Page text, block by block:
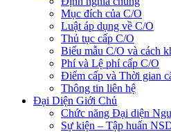
Mục đích của C/O
Luật áp dụng về C/O
Thủ tục cấp C/O
Biểu mẫu C/O và cách
Phí và Lệ phí cấp C/O
Điểm cấp và Thời gian
Thông tin liên hệ
Đại Diện Giới Chủ
Chức năng Đại diện
Sự kiện – Tập huấn